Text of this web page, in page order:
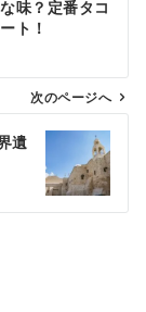
味？定番タコ
ト！
次のページへ
遺